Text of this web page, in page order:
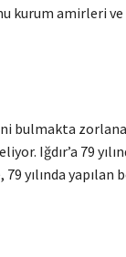
kurum amirleri ve
bulmakta
Iğdır’a 79
yılında yapılan